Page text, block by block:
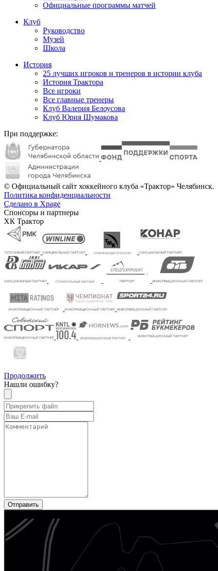
Официальные программы матчей
Клуб
Руководство
Музей
Школа
История
25 лучших игроков и тренеров в истории клуба
История Трактора
Все игроки
Все главные тренеры
Клуб Валерия Белоусова
Клуб Юрия Шумакова
При поддержке:
© Официальный сайт хоккейного клуба «Трактор» Челябинск.
Политика конфиденциальности
Сделано в Xpage
Спонсоры и партнеры
ХК Трактор
Продолжить
Нашли ошибку?